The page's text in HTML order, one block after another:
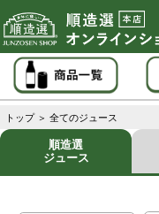
トップ ＞ 全てのジュース